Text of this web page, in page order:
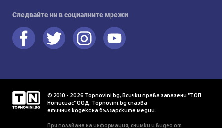
Следвайте ни в социалните мрежи
© 2010 - 2026 Topnovini.bg, Всички права запазени "ТОП
Нотисиас" ООД. Topnovini.bg спазва
етичния кодекс на българските медии.
При ползване на информация, снимки и видео от